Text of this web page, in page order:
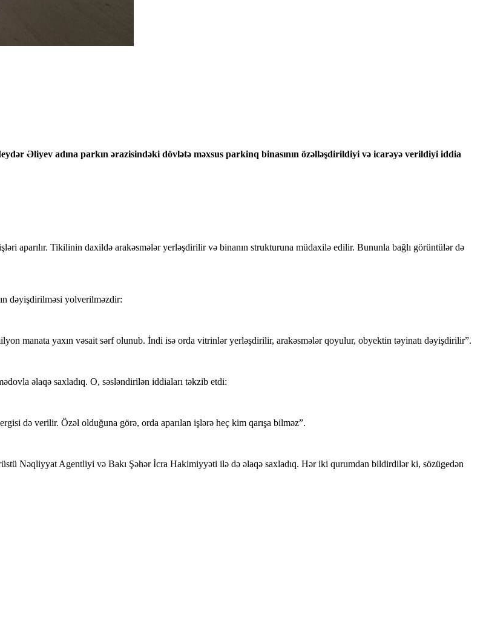
Əliyev adına parkın ərazisindəki dövlətə məxsus parkinq binasının özəlləşdirildiyi və icarəyə verildiyi iddia
aparılır. Tikilinin daxildə arakəsmələr yerləşdirilir və binanın strukturuna müdaxilə edilir. Bununla bağlı görüntülər də
dəyişdirilməsi yolverilməzdir:
manata yaxın vəsait sərf olunub. İndi isə orda vitrinlər yerləşdirilir, arakəsmələr qoyulur, obyektin təyinatı dəyişdirilir”.
əlaqə saxladıq. O, səsləndirilən iddiaları təkzib etdi:
də verilir. Özəl olduğuna görə, orda aparılan işlərə heç kim qarışa bilməz”.
Nəqliyyat Agentliyi və Bakı Şəhər İcra Hakimiyyəti ilə də əlaqə saxladıq. Hər iki qurumdan bildirdilər ki, sözügedən